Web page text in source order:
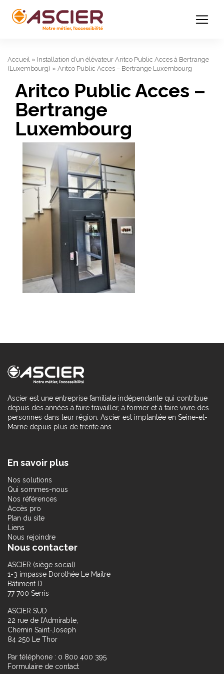
Accueil » Installation d’un élévateur Aritco Public Acces à Bertrange
(Luxembourg) » Aritco Public Acces – Bertrange Luxembourg
Aritco Public Acces –
Bertrange
Luxembourg
Ascier est une entreprise familiale indépendante qui contribue
depuis des années à faire travailler, à former et à faire vivre des
personnes dans leur région. Ascier est implantée en Seine-et-
Marne depuis plus de trente ans.
En savoir plus
Nos solutions
Qui sommes-nous
Nos références
Accès pro
Plan du site
Liens
Nous rejoindre
Nous contacter
ASCIER (siège social)
1-3 impasse Dorothée Le Maitre
Bâtiment D
77 700 Serris
ASCIER SUD
22 rue de l’Admirable,
Chemin Saint-Joseph
84 250 Le Thor
Par téléphone : 0 800 400 395
Formulaire de contact